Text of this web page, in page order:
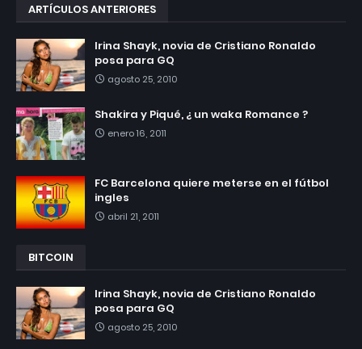
ARTÍCULOS ANTERIORES
Irina Shayk, novia de Cristiano Ronaldo
posa para GQ
agosto 25, 2010
Shakira y Piqué, ¿ un waka Romance ?
enero 16, 2011
FC Barcelona quiere meterse en el fútbol
ingles
abril 21, 2011
BITCOIN
Irina Shayk, novia de Cristiano Ronaldo
posa para GQ
agosto 25, 2010